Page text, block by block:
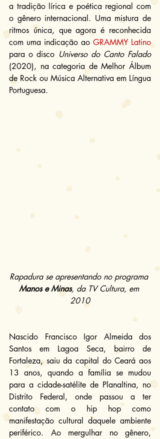
a tradição lírica e poética regional com
o gênero internacional. Uma mistura de
ritmos única, que agora é reconhecida
com uma indicação ao GRAMMY Latino
para o disco Universo do Canto Falado
(2020), na categoria de Melhor Álbum
de Rock ou Música Alternativa em Língua
Portuguesa.
Rapadura se apresentando no programa
Manos e Minas, da TV Cultura, em
2010
Nascido Francisco Igor Almeida dos
Santos em Lagoa Seca, bairro de
Fortaleza, saiu da capital do Ceará aos
13 anos, quando a família se mudou
para a cidade-satélite de Planaltina, no
Distrito Federal, onde passou a ter
contato com o hip hop como
manifestação cultural daquele ambiente
periférico. Ao mergulhar no gênero,